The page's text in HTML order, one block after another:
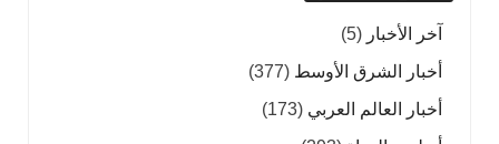
آخر الأخبار (5)
أخبار الشرق الأوسط (377)
أخبار العالم العربي (173)